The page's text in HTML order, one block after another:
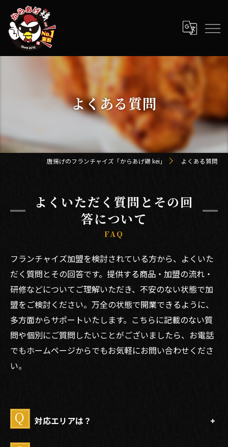
よくある質問
唐揚げのフランチャイズ「からあげ鶏 kei」 よくある質問
よくいただく質問とその回
答について
FAQ
フランチャイズ加盟を検討されている方から、よくいた
だく質問とその回答です。提供する商品・加盟の流れ・
研修などについてご理解いただき、不安のない状態で加
盟をご検討ください。万全の状態で開業できるように、
多方面からサポートいたします。こちらに記載のない質
問や個別にご質問したいことがございましたら、お電話
でもホームページからでもお気軽にお問い合わせくださ
い。
対応エリアは？